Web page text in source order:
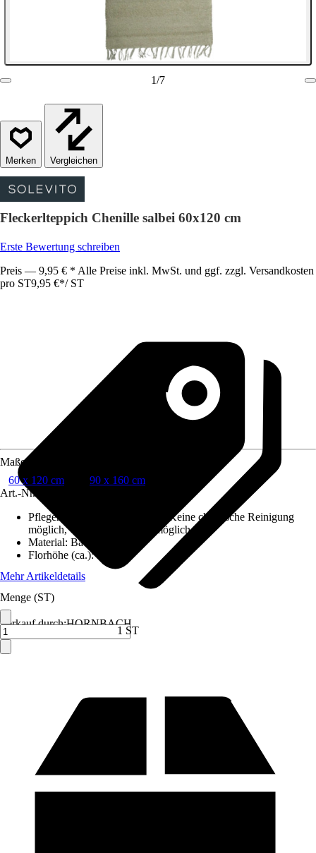
1/7
Vergleichen
Fleckerlteppich Chenille salbei 60x120 cm
Erste Bewertung schreiben
Preis — 9,95 € * Alle Preise inkl. MwSt. und ggf. zzgl. Versandkosten
pro ST9,95 €*/ ST
Verkauf durch:HORNBACH
Maße (BxL)
60 x 120 cm
90 x 160 cm
Art.-Nr.
Pflegehinweis
Nicht waschen, Keine chemische Reinigung
möglich, Chlorbleiche nicht möglich
Material: Baumwolle
Florhöhe (ca.):
Mehr Artikeldetails
Menge (ST)
1 ST